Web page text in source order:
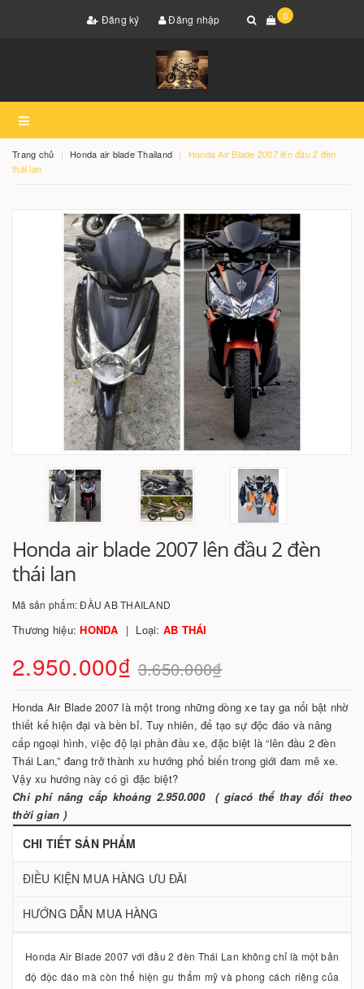
Đăng ký Đăng nhập 0
Trang chủ Honda air blade Thailand
Honda Air Blade 2007 lên đầu 2 đèn
thái lan
Honda air blade 2007 lên đầu 2 đèn
thái lan
Mã sản phẩm:ĐẦU AB THAILAND
Thương hiệu:HONDA Loại: AB THÁI
2.950.000₫ 3.650.000₫
Honda Air Blade 2007 là một trong những dòng xe tay ga nổi bật nhờ
thiết kế hiện đại và bền bỉ. Tuy nhiên, để tạo sự độc đáo và nâng
cấp ngoại hình, việc độ lại phần đầu xe, đặc biệt là “lên đầu 2 đèn
Thái Lan,” đang trở thành xu hướng phổ biến trong giới đam mê xe.
Vậy xu hướng này có gì đặc biệt?
Chi phí nâng cấp khoảng 2.950.000 ( gíacó thể thay đổi theo
thời gian )
CHI TIẾT SẢN PHẨM
ĐIỀU KIỆN MUA HÀNG ƯU ĐÃI
HƯỚNG DẪN MUA HÀNG
Honda Air Blade 2007 với đầu 2 đèn Thái Lan không chỉ là một bản
độ độc đáo mà còn thể hiện gu thẩm mỹ và phong cách riêng của